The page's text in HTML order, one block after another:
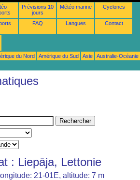
Prévisions 10
jours
Météo marine Cyclones
FAQ Langues Contact
du Nord Amérique du Sud Asie
Australie-Océanie
: Liepāja, Lettonie
21-01E, altitude: 7 m